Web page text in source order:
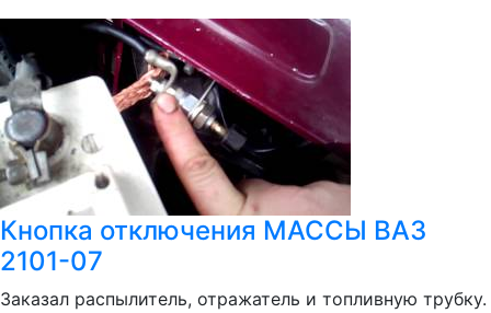
Кнопка отключения МАССЫ ВАЗ
2101-07
Заказал распылитель, отражатель и топливную трубку.